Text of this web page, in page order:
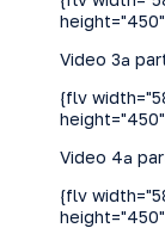
Video 3ª
{flv
Video 4ª
{flv